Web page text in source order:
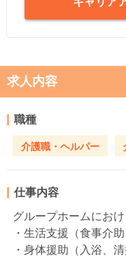
求人内容
職種
介護職・ヘルパー
仕事内容
グループホームにお
・生活支援（食事介
・身体援助（入浴、